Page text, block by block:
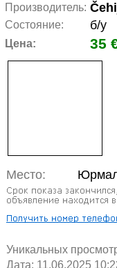
Производитель:
Состояние: б/у
Цена: 35
Место:
Уникальных
Дата: 11.06.2025